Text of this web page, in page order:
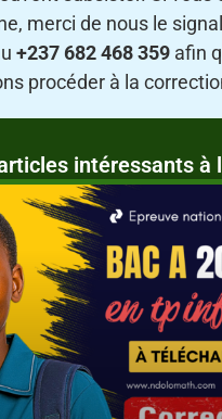
merci de nous le
+237 682 468 359 afin
procéder à la
intéressants à